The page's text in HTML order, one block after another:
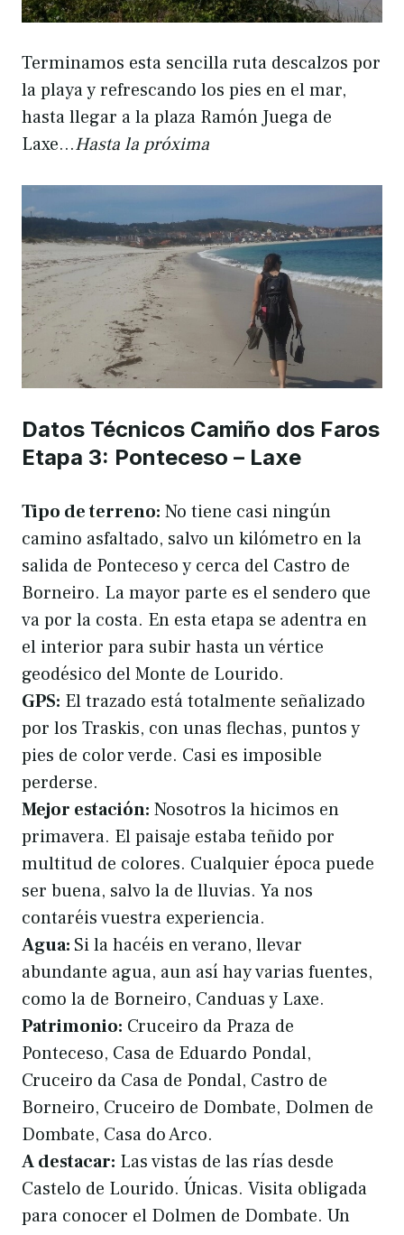
Terminamos esta sencilla ruta descalzos por
la playa y refrescando los pies en el mar,
hasta llegar a la plaza Ramón Juega de
Laxe…Hasta la próxima
Datos Técnicos Camiño dos Faros
Etapa 3: Ponteceso – Laxe
Tipo de terreno: No tiene casi ningún
camino asfaltado, salvo un kilómetro en la
salida de Ponteceso y cerca del Castro de
Borneiro. La mayor parte es el sendero que
va por la costa. En esta etapa se adentra en
el interior para subir hasta un vértice
geodésico del Monte de Lourido.
GPS: El trazado está totalmente señalizado
por los Traskis, con unas flechas, puntos y
pies de color verde. Casi es imposible
perderse.
Mejor estación: Nosotros la hicimos en
primavera. El paisaje estaba teñido por
multitud de colores. Cualquier época puede
ser buena, salvo la de lluvias. Ya nos
contaréis vuestra experiencia.
Agua: Si la hacéis en verano, llevar
abundante agua, aun así hay varias fuentes,
como la de Borneiro, Canduas y Laxe.
Patrimonio: Cruceiro da Praza de
Ponteceso, Casa de Eduardo Pondal,
Cruceiro da Casa de Pondal, Castro de
Borneiro, Cruceiro de Dombate, Dolmen de
Dombate, Casa do Arco.
A destacar: Las vistas de las rías desde
Castelo de Lourido. Únicas. Visita obligada
para conocer el Dolmen de Dombate. Un